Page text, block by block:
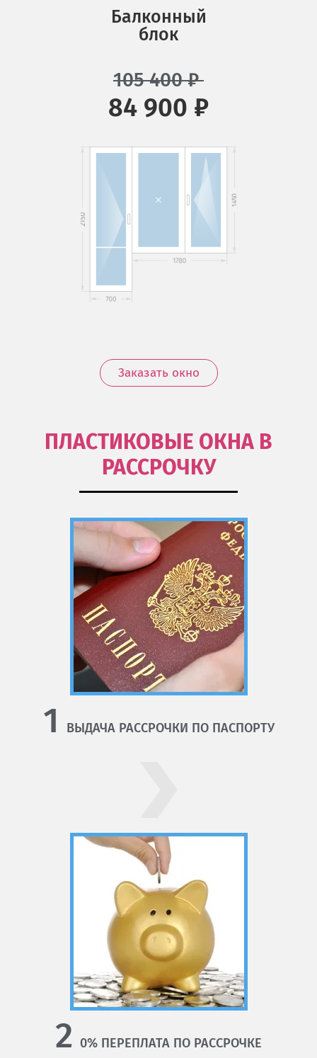
Балконный
блок
105 400₽
84 900 ₽
Заказать окно
ПЛАСТИКОВЫЕ ОКНА В
РАССРОЧКУ
1 ВЫДАЧА РАССРОЧКИ ПО ПАСПОРТУ
2 0% ПЕРЕПЛАТА ПО РАССРОЧКЕ